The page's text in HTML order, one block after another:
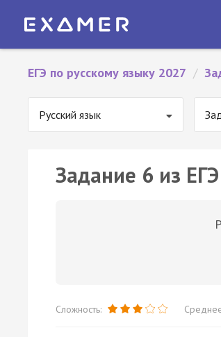
ЕГЭ по русскому языку 2027 /
Русский язык
Задание 6 из
Сложность: